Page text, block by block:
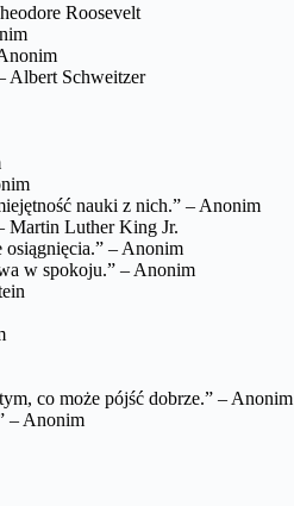
Roosevelt
Albert Schweitzer
nauki z nich.” – Anonim
Martin Luther King Jr.
osiągnięcia.” – Anonim
w spokoju.” – Anonim
co może pójść dobrze.” – Anonim
– Anonim